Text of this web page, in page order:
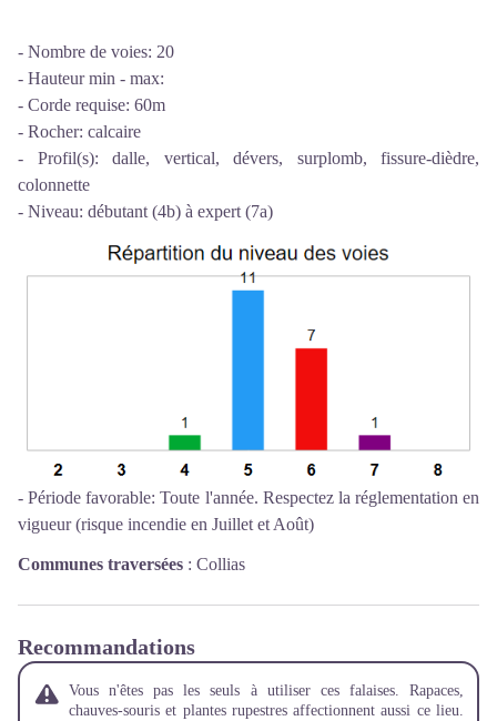
- Nombre de voies: 20
- Hauteur min - max:
- Corde requise: 60m
- Rocher: calcaire
- Profil(s): dalle, vertical, dévers, surplomb, fissure-dièdre,
colonnette
- Niveau: débutant (4b) à expert (7a)
- Période favorable: Toute l'année. Respectez la réglementation en
vigueur (risque incendie en Juillet et Août)
Communes traversées : Collias
Recommandations
Vous n'êtes pas les seuls à utiliser ces falaises. Rapaces,
chauves-souris et plantes rupestres affectionnent aussi ce lieu.